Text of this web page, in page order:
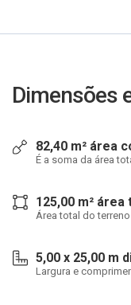
Dimensões
82,40 m² área
É a soma da área
125,00 m² área
Área total do
5,00 x 25,00 m
Largura e